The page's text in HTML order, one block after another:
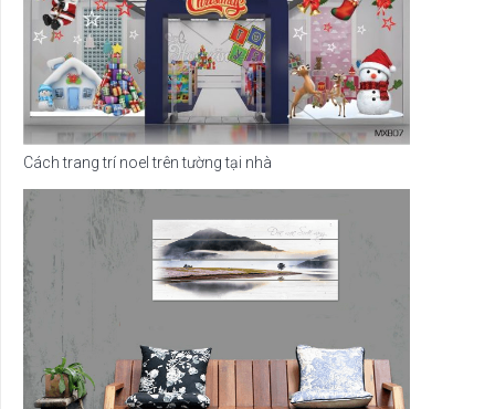
Cách trang trí noel trên tường tại nhà